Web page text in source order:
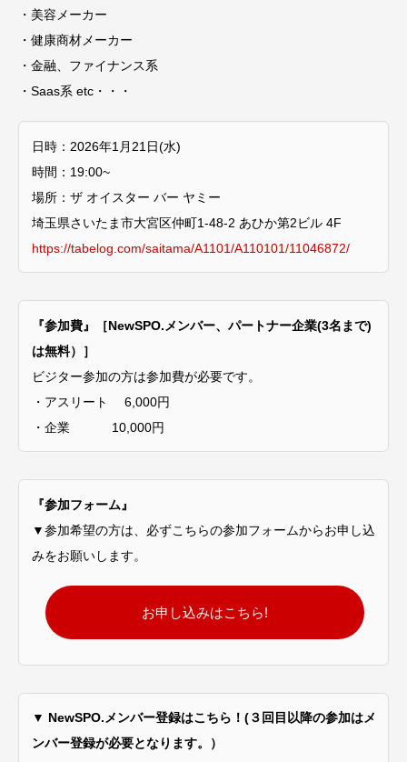
・美容メーカー
・健康商材メーカー
・金融、ファイナンス系
・Saas系 etc・・・
日時：2026年1月21日(水)
時間：19:00~
場所：ザ オイスター バー ヤミー
埼玉県さいたま市大宮区仲町1-48-2 あひか第2ビル 4F
https://tabelog.com/saitama/A1101/A110101/11046872/
『参加費』［NewSPO.メンバー、パートナー企業(3名まで)
は無料）］
ビジター参加の方は参加費が必要です。
・アスリート 6,000円
・企業 10,000円
『参加フォーム』
▼参加希望の方は、必ずこちらの参加フォームからお申し込
みをお願いします。
お申し込みはこちら!
▼ NewSPO.メンバー登録はこちら！(３回目以降の参加はメ
ンバー登録が必要となります。）